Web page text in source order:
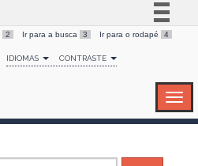
Simplifique!
Comunica BR
Canais
2 Ir para a busca 3 Ir para o rodapé 4
IDIOMAS CONTRASTE